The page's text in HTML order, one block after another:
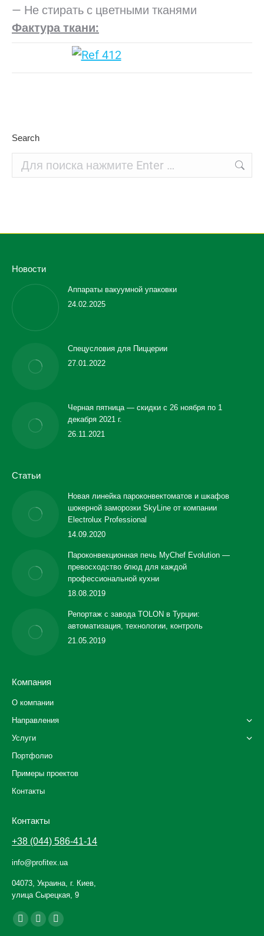
— Не стирать с цветными тканями
Фактура ткани:
Search
Новости
Аппараты вакуумной упаковки
24.02.2025
Спецусловия для Пиццерии
27.01.2022
Черная пятница — скидки с 26 ноября по 1
декабря 2021 г.
26.11.2021
Статьи
Новая линейка пароконвектоматов и шкафов
шокерной заморозки SkyLine от компании
Electrolux Professional
14.09.2020
Пароконвекционная печь MyChef Evolution —
превосходство блюд для каждой
профессиональной кухни
18.08.2019
Репортаж с завода TOLON в Турции:
автоматизация, технологии, контроль
21.05.2019
Компания
О компании
Направления
Услуги
Портфолио
Примеры проектов
Контакты
Контакты
+38 (044) 586-41-14
info@profitex.ua
04073, Украина, г. Киев,
улица Сырецкая, 9
Ищите нас:
Facebook
YouTubeInstagram